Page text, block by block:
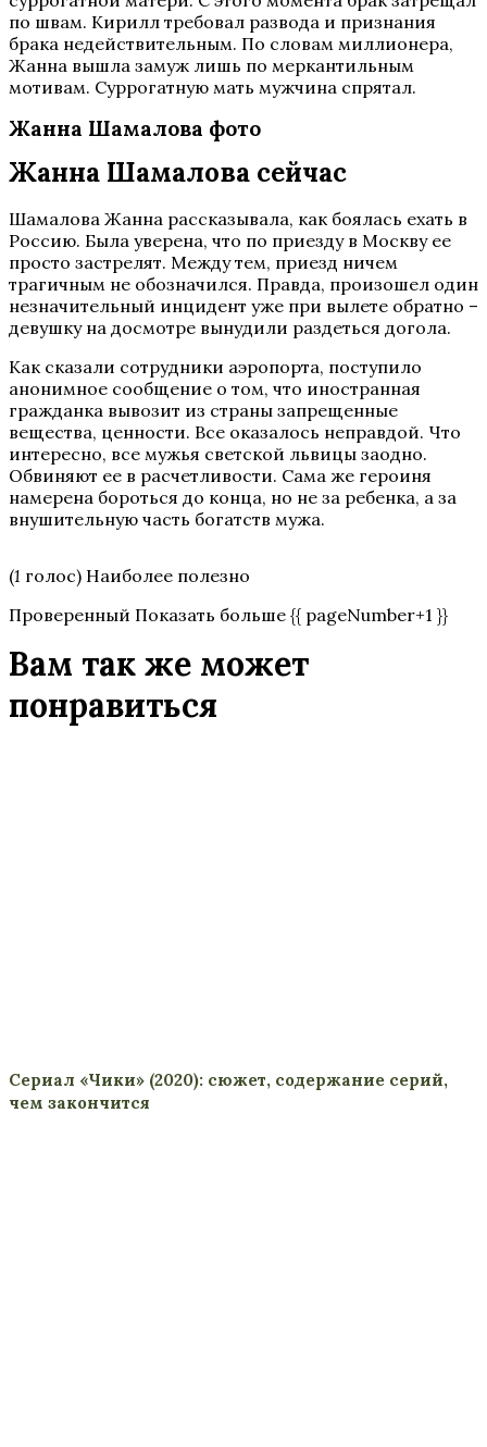
по швам. Кирилл требовал развода и признания
брака недействительным. По словам миллионера,
Жанна вышла замуж лишь по меркантильным
мотивам. Суррогатную мать мужчина спрятал.
Жанна Шамалова фото
Жанна Шамалова сейчас
Шамалова Жанна рассказывала, как боялась ехать в
Россию. Была уверена, что по приезду в Москву ее
просто застрелят. Между тем, приезд ничем
трагичным не обозначился. Правда, произошел один
незначительный инцидент уже при вылете обратно –
девушку на досмотре вынудили раздеться догола.
Как сказали сотрудники аэропорта, поступило
анонимное сообщение о том, что иностранная
гражданка вывозит из страны запрещенные
вещества, ценности. Все оказалось неправдой. Что
интересно, все мужья светской львицы заодно.
Обвиняют ее в расчетливости. Сама же героиня
намерена бороться до конца, но не за ребенка, а за
внушительную часть богатств мужа.
(1 голос) Наиболее полезно
Проверенный Показать больше {{ pageNumber+1 }}
Вам так же может
понравиться
Сериал «Чики» (2020): сюжет, содержание серий,
чем закончится